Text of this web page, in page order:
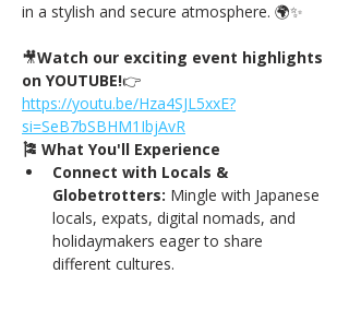
in a stylish and secure atmosphere. 🌍✨
🎥Watch our exciting event highlights
on YOUTUBE!👉
https://youtu.be/Hza4SJL5xxE?
si=SeB7bSBHM1IbjAvR
🎏 What You'll Experience
Connect with Locals &
Globetrotters: Mingle with Japanese
locals, expats, digital nomads, and
holidaymakers eager to share
different cultures.